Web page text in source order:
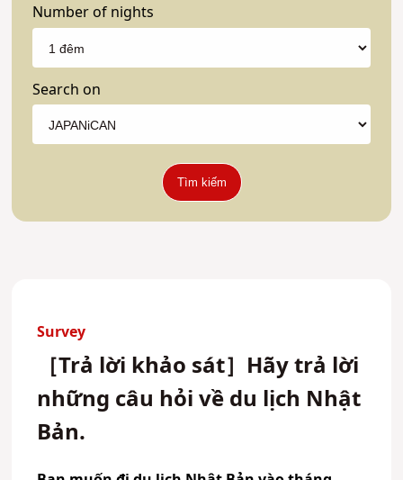
Number of nights
Search on
Tìm kiếm
Survey
［Trả lời khảo sát］Hãy trả lời
những câu hỏi về du lịch Nhật
Bản.